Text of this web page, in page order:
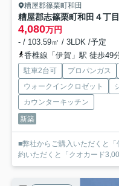
糟屋郡篠栗町和田
糟屋郡志篠栗町和田４丁
4,080万円
- / 103.59㎡ / 3LDK /予定
香椎線「伊賀」駅 徒歩49
駐車2台可 プロパンガス
ウォークインクロゼット
カウンターキッチン
新築
■弊社からご購入いただくと
約いただくと「クオカード